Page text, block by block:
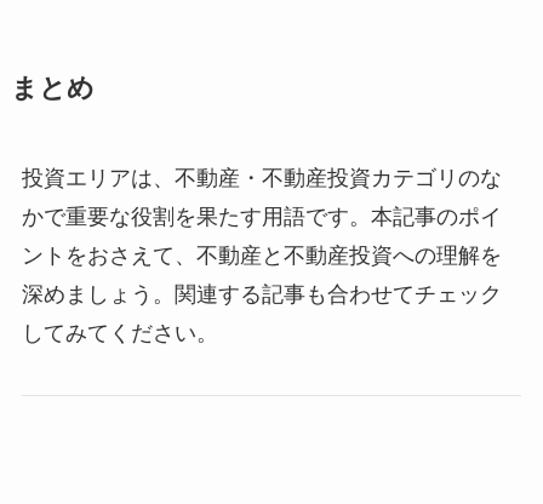
まとめ
投資エリアは、不動産・不動産投資カテゴリのな
かで重要な役割を果たす用語です。本記事のポイ
ントをおさえて、不動産と不動産投資への理解を
深めましょう。関連する記事も合わせてチェック
してみてください。